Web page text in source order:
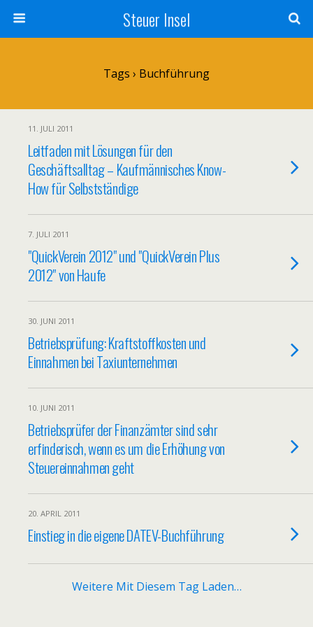
Steuer Insel
Tags › Buchführung
11. JULI 2011
Leitfaden mit Lösungen für den
Geschäftsalltag – Kaufmännisches Know-
How für Selbstständige
7. JULI 2011
"QuickVerein 2012" und "QuickVerein Plus
2012" von Haufe
30. JUNI 2011
Betriebsprüfung: Kraftstoffkosten und
Einnahmen bei Taxiunternehmen
10. JUNI 2011
Betriebsprüfer der Finanzämter sind sehr
erfinderisch, wenn es um die Erhöhung von
Steuereinnahmen geht
20. APRIL 2011
Einstieg in die eigene DATEV-Buchführung
Weitere Mit Diesem Tag Laden…